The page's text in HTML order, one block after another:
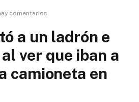
comentarios
a un ladrón e
ver que iban a
camioneta en